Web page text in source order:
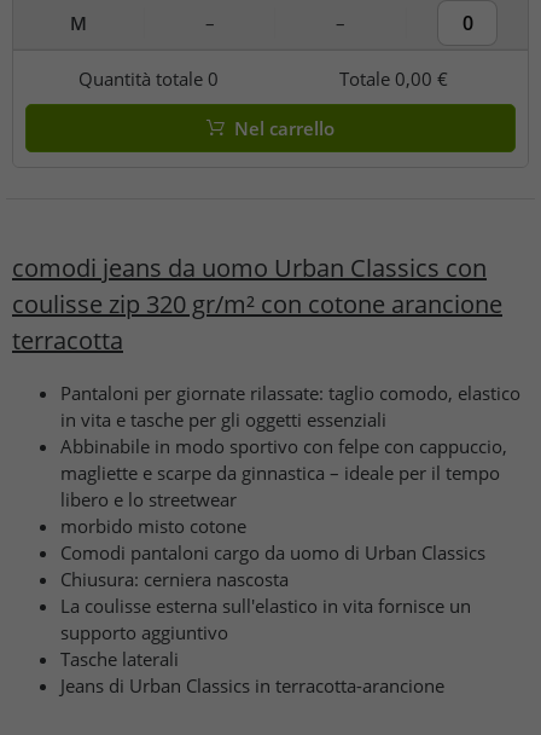
M – –
Quantità totale 0 Totale 0,00 €
Nel carrello
comodi jeans da uomo Urban Classics con
coulisse zip 320 gr/m² con cotone arancione
terracotta
Pantaloni per giornate rilassate: taglio comodo, elastico
in vita e tasche per gli oggetti essenziali
Abbinabile in modo sportivo con felpe con cappuccio,
magliette e scarpe da ginnastica – ideale per il tempo
libero e lo streetwear
morbido misto cotone
Comodi pantaloni cargo da uomo di Urban Classics
Chiusura: cerniera nascosta
La coulisse esterna sull'elastico in vita fornisce un
supporto aggiuntivo
Tasche laterali
Jeans di Urban Classics in terracotta-arancione